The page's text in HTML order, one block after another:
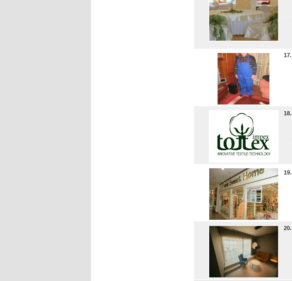
17.
18.
19.
20.